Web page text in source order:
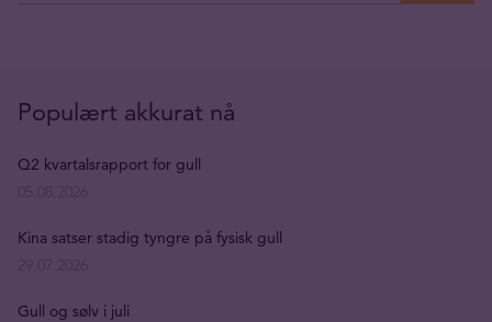
Populært akkurat nå
Q2 kvartalsrapport for gull
Kina satser stadig tyngre på fysisk gull
Gull og sølv i juli